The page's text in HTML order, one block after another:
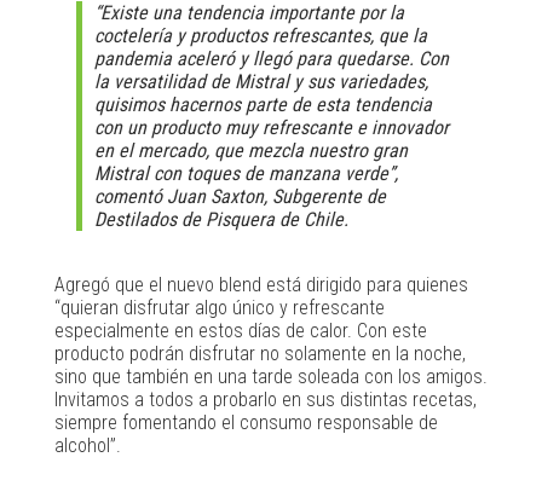
“Existe una tendencia importante por la
coctelería y productos refrescantes, que la
pandemia aceleró y llegó para quedarse. Con
la versatilidad de Mistral y sus variedades,
quisimos hacernos parte de esta tendencia
con un producto muy refrescante e innovador
en el mercado, que mezcla nuestro gran
Mistral con toques de manzana verde”,
comentó Juan Saxton, Subgerente de
Destilados de Pisquera de Chile.
Agregó que el nuevo blend está dirigido para quienes
“quieran disfrutar algo único y refrescante
especialmente en estos días de calor. Con este
producto podrán disfrutar no solamente en la noche,
sino que también en una tarde soleada con los amigos.
Invitamos a todos a probarlo en sus distintas recetas,
siempre fomentando el consumo responsable de
alcohol”.